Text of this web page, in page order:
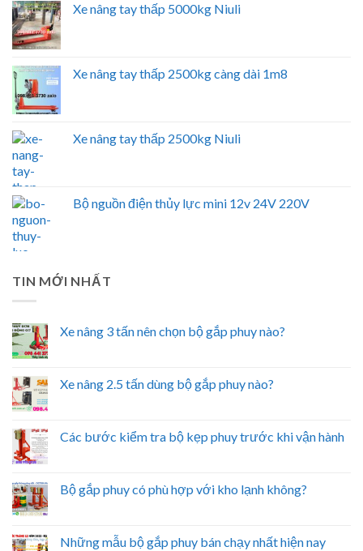
Xe nâng tay thấp 5000kg Niuli
Xe nâng tay thấp 2500kg càng dài 1m8
Xe nâng tay thấp 2500kg Niuli
Bộ nguồn điện thủy lực mini 12v 24V 220V
TIN MỚI NHẤT
Xe nâng 3 tấn nên chọn bộ gắp phuy nào?
Xe nâng 2.5 tấn dùng bộ gắp phuy nào?
Các bước kiểm tra bộ kẹp phuy trước khi vận hành
Bộ gắp phuy có phù hợp với kho lạnh không?
Những mẫu bộ gắp phuy bán chạy nhất hiện nay